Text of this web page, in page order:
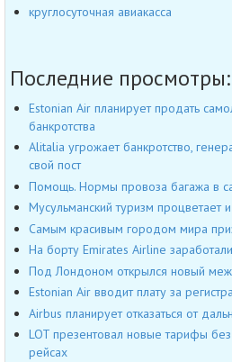
круглосуточная авиакасса
Последние просмотры:
Estonian Air планирует продать
банкротства
Alitalia угрожает банкротство,
свой пост
Помощь. Нормы провоза багажа в
Мусульманский туризм процветает
Самым красивым городом мира
На борту Emirates Airline
Под Лондоном открылся новый
Estonian Air вводит плату за
Airbus планирует отказаться от
LOT презентовал новые тарифы
рейсах